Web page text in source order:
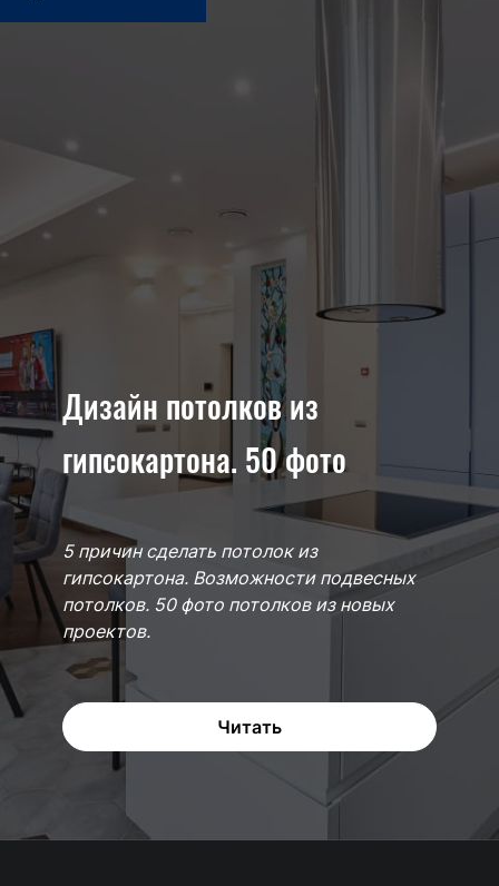
Дизайн потолков из
гипсокартона. 50 фото
5 причин сделать потолок из
гипсокартона. Возможности подвесных
потолков. 50 фото потолков из новых
проектов.
Читать